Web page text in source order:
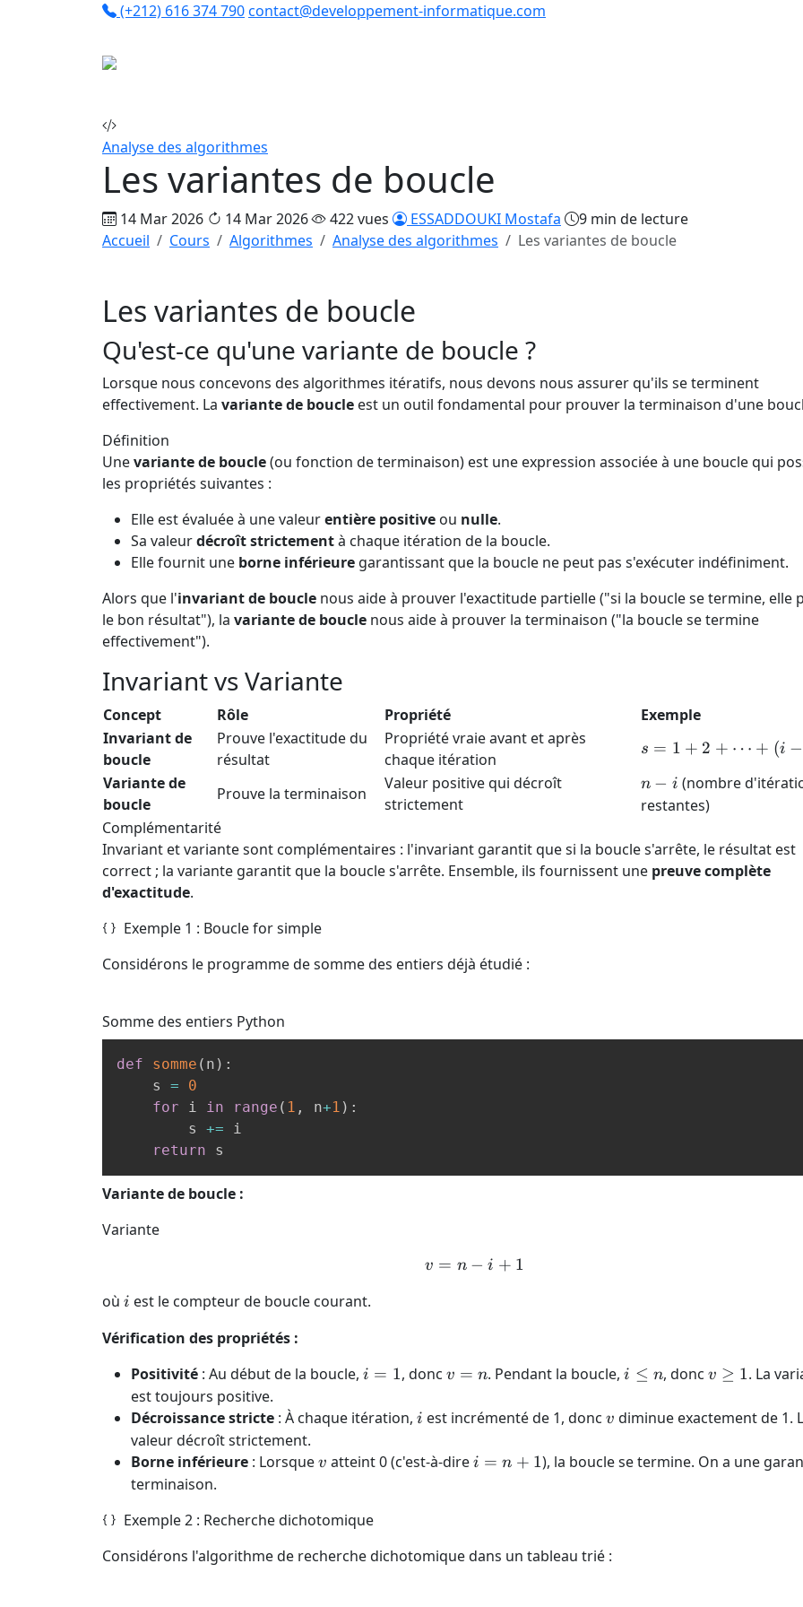
(+212) 616 374 790contact@developpement-informatique.com
Analyse des algorithmes
Les variantes de boucle
14 Mar 2026 14 Mar 2026 422 vues ESSADDOUKI Mostafa
9 min de lecture
Accueil
Cours Algorithmes Analyse des algorithmes Les variantes de boucle
Les variantes de boucle
Qu'est-ce qu'une variante de boucle ?
Lorsque nous concevons des algorithmes itératifs, nous devons nous assurer qu'ils se terminent
effectivement. La variante de boucle est un outil fondamental pour prouver la terminaison d'une
Définition
Unevariante de boucle(ou fonction de terminaison) est une expression associée à une boucle qui
les propriétés suivantes :
Elle est évaluée à une valeurentière positive ou nulle.
Sa valeurdécroît strictementà chaque itération de la boucle.
Elle fournit une borne inférieure garantissant que la boucle ne peut pas s'exécuter indéfiniment.
Alors que l'invariant de boucle nous aide à prouver l'exactitude partielle ("si la boucle se termine, elle
le bon résultat"), la variante de boucle nous aide à prouver la terminaison ("la boucle se termine
effectivement").
Invariant vs Variante
Concept Rôle Propriété
Exemple
Invariant de
boucle
Prouve l'exactitude du
résultat
Propriété vraie avant et après
chaque itération
s = 1
+
\dots
1)
s = 1 + 2 + ⋯ + (i −
Variante de
boucle
Prouve la terminaison
Valeur positive qui décroît
strictement
n
-
n − i (nombre
restantes)
Complémentarité
Invariant et variante sont complémentaires : l'invariant garantit que si la boucle s'arrête, le résultat est
correct ; la variante garantit que la boucle s'arrête. Ensemble, ils fournissent une preuve complète
d'exactitude.
Exemple 1 : Boucle for simple
Considérons le programme de somme des entiers déjà étudié :
Somme des entiers Python
def somme ( n ) :
    s
=
0
for i in range ( 1 , n+1 ) :
        s
+= i
return s
Variante de boucle :
Variante
v = n - i + 1
v = n − i + 1
où i
i est le compteur de boucle courant.
Vérification des propriétés :
Positivité : Au début de la boucle, i
1
i = 1, donc v
n
v = n. Pendant la boucle,i
n
i ≤ n, donc v
1
v ≥ 1. La
est toujours positive.
Décroissance stricte : À chaque itération, i
i est incrémenté de 1, donc v
v diminue exactement de 1.
valeur décroît strictement.
Borne inférieure : Lorsquev
v atteint 0 (c'est-à-direi =
i = n + 1), la boucle se termine. On a une
terminaison.
Exemple 2 : Recherche dichotomique
Considérons l'algorithme de recherche dichotomique dans un tableau trié :